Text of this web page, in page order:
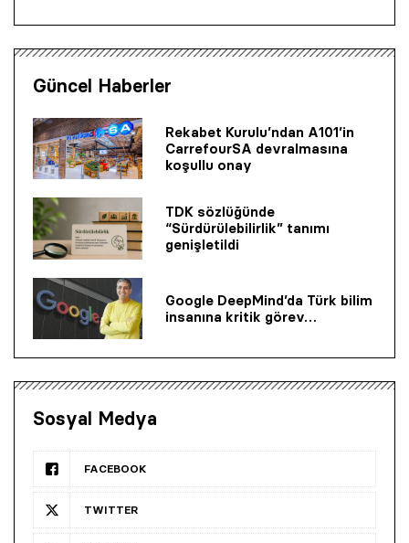
Güncel Haberler
Rekabet Kurulu’ndan A101’in
CarrefourSA devralmasına
koşullu onay
TDK sözlüğünde
“Sürdürülebilirlik” tanımı
genişletildi
Google DeepMind’da Türk bilim
insanına kritik görev…
Sosyal Medya
FACEBOOK
TWITTER